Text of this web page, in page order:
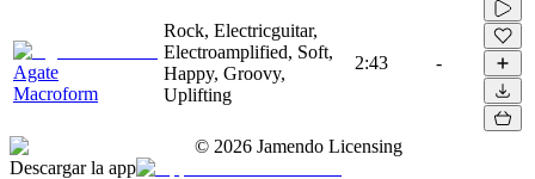
Agate
Macroform
Rock, Electricguitar,
Electroamplified, Soft,
Happy, Groovy,
Uplifting
2:43 -
© 2026 Jamendo Licensing
Descargar la app